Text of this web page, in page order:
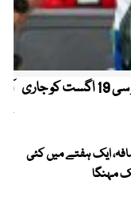
کیریبین پریمیئر لیگ ، قومی کرکٹرز کو این او سی 19 اگست کو جاری
ایک ہفتے میں کئی